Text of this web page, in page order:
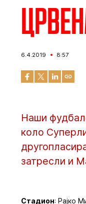
6.4.2019 8:57
Наши
коло
затресли и
Стадион: Рајко